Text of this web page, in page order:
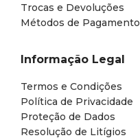
Trocas e Devoluções
Métodos de Pagamento
Informação Legal
Termos e Condições
Política de Privacidade
Proteção de Dados
Resolução de Litígios